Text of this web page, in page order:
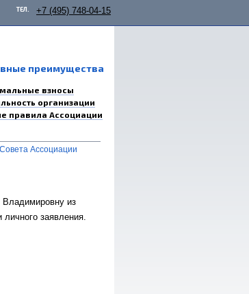
ТЕЛ. +7 (495) 748-04-15
преимущества
взносы
организации
правила Ассоциации
Ассоциации
Владимировну из
заявления.